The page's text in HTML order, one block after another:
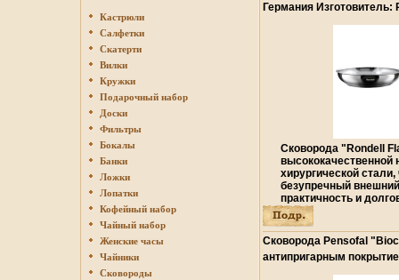
Кастрюли
Салфетки
Скатерти
Вилки
Кружки
Подарочный набор
Доски
Фильтры
Бокалы
Банки
Ложки
Лопатки
Кофейный набор
Чайный набор
Женские часы
Чайники
Сковороды
Германия Изготовитель:
RDS-021 инфо 3395q.
Сковорода "Rondell
хирургической стали,
безупречный
практичность и
2-х этапный
"тройного" дна с
вплавленным
позволяет
значительно дольше
стенкам и дну
Сковорода Pensofal
антипригарным
см Изготовитель: